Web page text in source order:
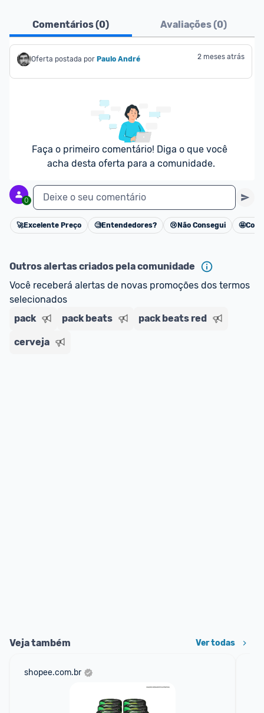
Comentários (0) Avaliações (0)
Oferta postada por Paulo André 2 meses atrás
Faça o primeiro comentário! Diga o que você
acha desta oferta para a comunidade.
0 Deixe o seu comentário
Cancelar
🚀Excelente Preço 🧐Entendedores? 😢 Não Consegui 🤩
Outros alertas criados pela comunidade
Você receberá alertas de novas promoções dos termos
selecionados
pack
pack beats pack beats red
cerveja
Veja também Ver todas
shopee.com.br